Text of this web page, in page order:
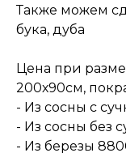
Также можем
бука, дуба
Цена при
200х90см,
- Из сосны с
- Из сосны без
- Из березы